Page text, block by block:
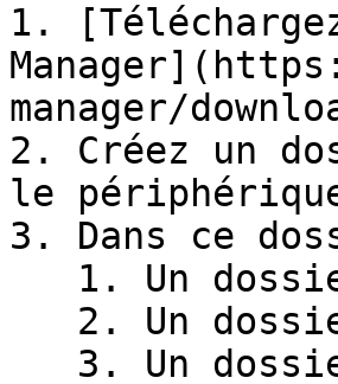
1.
manager/
2. Créez un
le
3. Dans ce